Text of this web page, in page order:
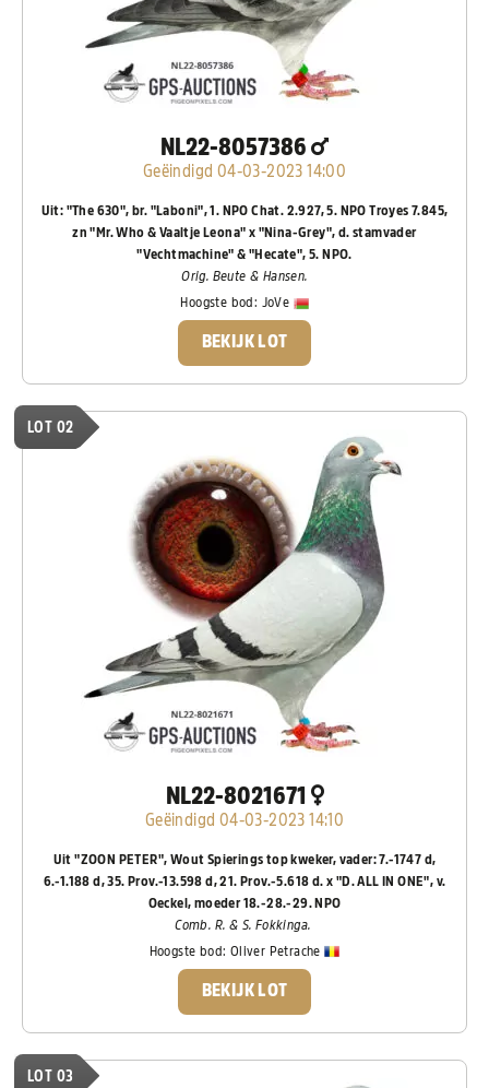
NL22-8057386
Geëindigd 04-03-2023 14:00
Uit: "The 630", br. "Laboni", 1. NPO Chat. 2.927, 5. NPO Troyes 7.845,
zn "Mr. Who & Vaaltje Leona" x "Nina-Grey", d. stamvader
"Vechtmachine" & "Hecate", 5. NPO.
Orig. Beute & Hansen.
Hoogste bod: JoVe
BEKIJK LOT
LOT 02
NL22-8021671
Geëindigd 04-03-2023 14:10
Uit "ZOON PETER", Wout Spierings top kweker, vader: 7.-1747 d,
6.-1.188 d, 35. Prov.-13.598 d, 21. Prov.-5.618 d. x "D. ALL IN ONE", v.
Oeckel, moeder 18.-28.-29. NPO
Comb. R. & S. Fokkinga.
Hoogste bod: Oliver Petrache
BEKIJK LOT
LOT 03